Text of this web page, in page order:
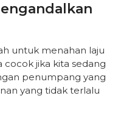
untuk menahan laju
cocok jika kita sedang
penumpang yang
yang tidak terlalu